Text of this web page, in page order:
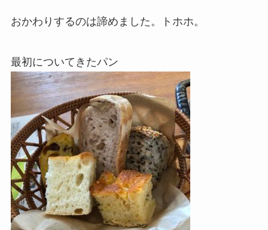
おかわりするのは諦めました。トホホ。
最初についてきたパン